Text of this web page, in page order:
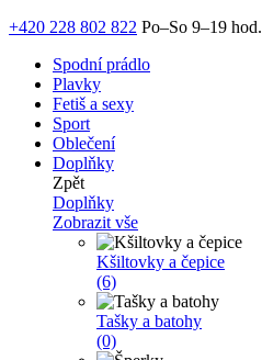
+420 228 802 822 Po–So 9–19 hod.
Spodní prádlo
Plavky
Fetiš a sexy
Sport
Oblečení
Doplňky
Zpět
Doplňky
Zobrazit vše
Kšiltovky a čepice
(6)
Tašky a batohy
(0)